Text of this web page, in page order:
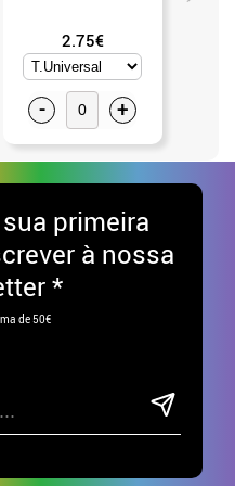
2.75€
- +
primeira
à nossa
*
de 50€